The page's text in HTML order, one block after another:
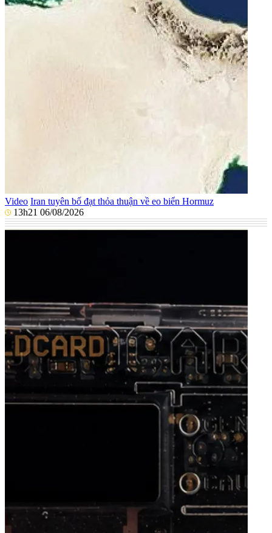
Video Iran tuyên bố đạt thỏa thuận về eo biển Hormuz
13h21 06/08/2026